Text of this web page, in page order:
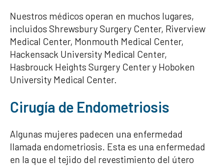
Nuestros médicos operan en muchos lugares,
incluidos Shrewsbury Surgery Center, Riverview
Medical Center, Monmouth Medical Center,
Hackensack University Medical Center,
Hasbrouck Heights Surgery Center y Hoboken
University Medical Center.
Cirugía de Endometriosis
Algunas mujeres padecen una enfermedad
llamada endometriosis. Esta es una enfermedad
en la que el tejido del revestimiento del útero